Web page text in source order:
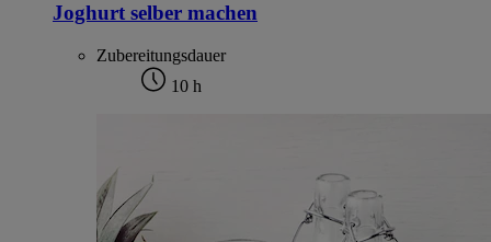
Joghurt selber machen
Zubereitungsdauer
10 h